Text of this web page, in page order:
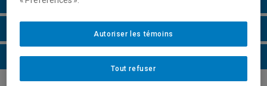
Horaire - Automne 2026
Horaire - Hiver 2027
Tout refuser
Autoriser les témoins